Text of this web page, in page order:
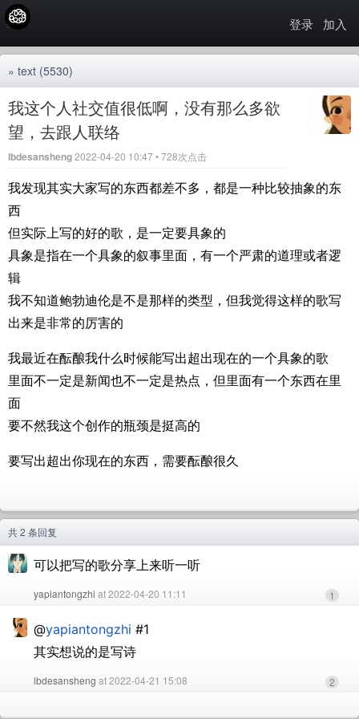
登录 加入
» text (5530)
我这个人社交值很低啊，没有那么多欲
望，去跟人联络
lbdesansheng2022-04-20 10:47 • 728次点击
我发现其实大家写的东西都差不多，都是一种比较抽象的东
西
但实际上写的好的歌，是一定要具象的
具象是指在一个具象的叙事里面，有一个严肃的道理或者逻
辑
我不知道鲍勃迪伦是不是那样的类型，但我觉得这样的歌写
出来是非常的厉害的
我最近在酝酿我什么时候能写出超出现在的一个具象的歌
里面不一定是新闻也不一定是热点，但里面有一个东西在里
面
要不然我这个创作的瓶颈是挺高的
要写出超出你现在的东西，需要酝酿很久
共 2 条回复
可以把写的歌分享上来听一听
yapiantongzhi at 2022-04-20 11:11 1
@yapiantongzhi #1
其实想说的是写诗
lbdesansheng at 2022-04-21 15:08 2